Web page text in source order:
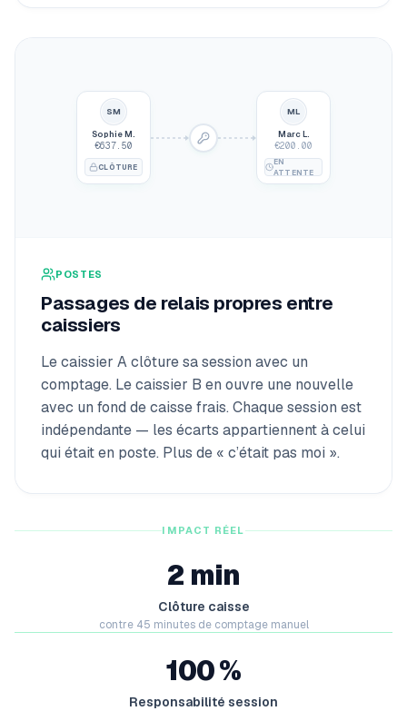
SM
Sophie M.
€637.50
CLÔTURE
ML
Marc L.
€200.00
EN
ATTENTE
POSTES
Passages de relais propres entre
caissiers
Le caissier A clôture sa session avec un
comptage. Le caissier B en ouvre une nouvelle
avec un fond de caisse frais. Chaque session est
indépendante — les écarts appartiennent à celui
qui était en poste. Plus de « c’était pas moi ».
IMPACT RÉEL
2 min
Clôture caisse
contre 45 minutes de comptage manuel
100 %
Responsabilité session